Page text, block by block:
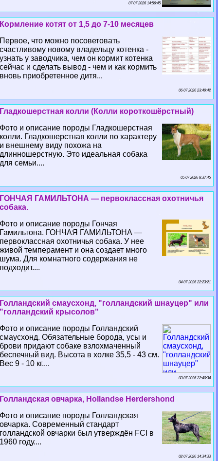
07 07 2026 14:56:45
Кормление котят от 1,5 до 7-10 месяцев
Первое, что можно посоветовать
счастливому новому владельцу котенка -
узнать у заводчика, чем он кормит котенка
сейчас и сделать вывод - чем и как кормить
вновь приобретенное дитя...
06 07 2026 23:49:42
Гладкошерстная колли (Колли короткошёрстный)
Фото и описание породы Гладкошерстная
колли. Гладкошерстная колли по хаpaктеру
и внешнему виду похожа на
длинношерстную. Это идеальная собака
для семьи....
05 07 2026 8:37:45
ГОНЧАЯ ГАМИЛЬТОНА — первоклассная охотничья
собака.
Фото и описание породы Гончая
Гамильтона. ГОНЧАЯ ГАМИЛЬТОНА —
первоклассная охотничья собака. У нее
живой темперамент и она создает много
шума. Для комнатного содержания не
подходит....
04 07 2026 22:23:21
Голландский смаусхонд, "голландский шнауцер" или
"голландский крысолов"
Фото и описание породы Голландский
смаусхонд. Обязательные борода, усы и
брови придают собаке взлохмаченный
беспечный вид. Высота в холке 35,5 - 43 см.
Вес 9 - 10 кг....
03 07 2026 22:40:34
Голландская овчарка, Hollandse Herdershond
Фото и описание породы Голландская
овчарка. Современный стандарт
голландской овчарки был утверждён FCI в
1960 году....
02 07 2026 14:34:33